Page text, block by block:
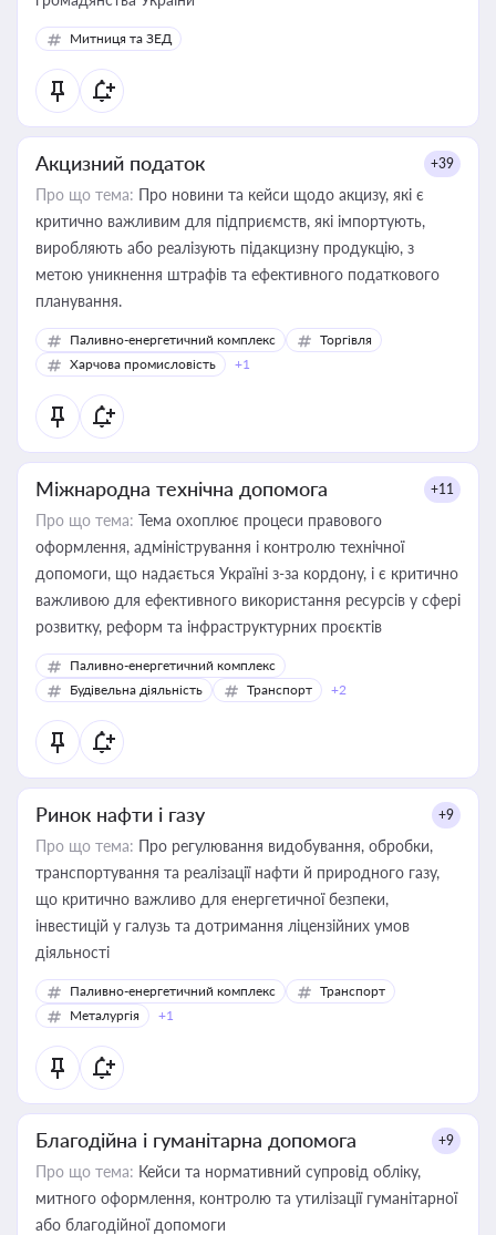
Митниця та ЗЕД
Акцизний податок +39
Про що тема: Про новини та кейси щодо акцизу, які є
критично важливим для підприємств, які імпортують,
виробляють або реалізують підакцизну продукцію, з
метою уникнення штрафів та ефективного податкового
планування.
Паливно-енергетичний комплекс
Торгівля
Харчова промисловість
+1
Міжнародна технічна допомога +11
Про що тема: Тема охоплює процеси правового
оформлення, адміністрування і контролю технічної
допомоги, що надається Україні з-за кордону, і є критично
важливою для ефективного використання ресурсів у сфері
розвитку, реформ та інфраструктурних проєктів
Паливно-енергетичний комплекс
Будівельна діяльність
Транспорт +2
Ринок нафти і газу +9
Про що тема: Про регулювання видобування, обробки,
транспортування та реалізації нафти й природного газу,
що критично важливо для енергетичної безпеки,
інвестицій у галузь та дотримання ліцензійних умов
діяльності
Паливно-енергетичний комплекс
Транспорт
Металургія
+1
Благодійна і гуманітарна допомога +9
Про що тема: Кейси та нормативний супровід обліку,
митного оформлення, контролю та утилізації гуманітарної
або благодійної допомоги